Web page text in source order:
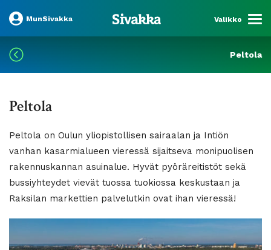
MunSivakka Valikko
Peltola
Peltola
Peltola on Oulun yliopistollisen sairaalan ja Intiön
vanhan kasarmialueen vieressä sijaitseva monipuolisen
rakennuskannan asuinalue. Hyvät pyöräreitistöt sekä
bussiyhteydet vievät tuossa tuokiossa keskustaan ja
Raksilan markettien palvelutkin ovat ihan vieressä!